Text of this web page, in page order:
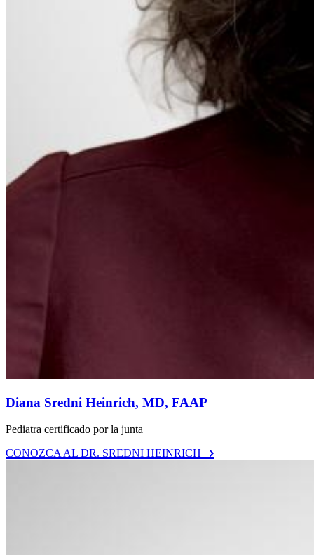
Diana Sredni Heinrich, MD, FAAP
Pediatra certificado por la junta
CONOZCA AL DR. SREDNI HEINRICH